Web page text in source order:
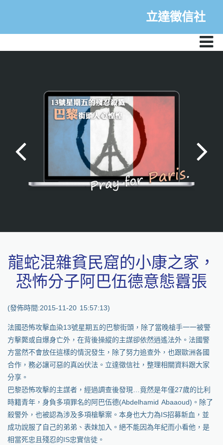
立達徵信社
龍蛇混雜貧民窟的小康之家，
恐怖分子阿巴伍德意態囂張
(發佈時間:2015-11-20 15:57:13)
法國恐怖攻擊血染13號星期五的巴黎街頭，除了當晚槍手一一被警
方擊斃或自爆身亡外，在背後操縱的主謀卻依然逍遙法外。法國警
方當然不會放任這樣的情況發生，除了努力追查外，也跟歐洲各國
合作，務必讓可惡的真凶伏法。立達徵信社，整理相關資料跟大家
分享。
巴黎恐怖攻擊的主謀者，經過調查後發現…竟然是年僅27歲的比利
時籍青年，身負多項罪名的阿巴伍德(Abdelhamid Abaaoud)。除了
殺警外，也被認為涉及多項槍擊案。本身也大力為IS招募新血，並
成功說服了自己的弟弟、表妹加入。絕不能因為年紀而小看他，是
相當死忠且殘忍的IS忠實信徒。